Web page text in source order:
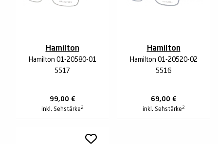
Hamilton
Hamilton 01-20580-01
5517
99,00 €
inkl. Sehstärke 2
Hamilton
Hamilton 01-20520-02
5516
69,00 €
inkl. Sehstärke 2